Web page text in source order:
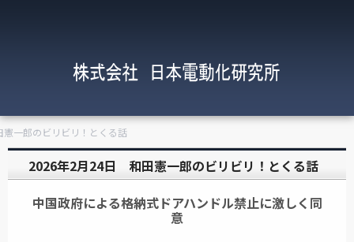
一郎のビリビリ！とくる話
2026年2月24日 和田憲一郎のビリビリ！とくる話
中国政府による格納式ドアハンドル禁止に激しく同
意